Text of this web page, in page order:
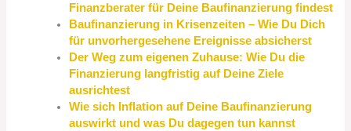
Finanzberater für Deine Baufinanzierung findest
Baufinanzierung in Krisenzeiten – Wie Du Dich
für unvorhergesehene Ereignisse absicherst
Der Weg zum eigenen Zuhause: Wie Du die
Finanzierung langfristig auf Deine Ziele
ausrichtest
Wie sich Inflation auf Deine Baufinanzierung
auswirkt und was Du dagegen tun kannst